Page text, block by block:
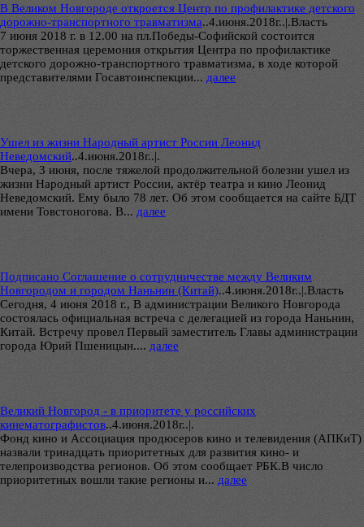
В Великом Новгороде откроется Центр по профилактике детского
дорожно-транспортного травматизма..4.июня.2018г..|.Власть
7 июня 2018 г. в 12.00 на пл.Победы-Софийской состоится
торжественная церемония открытия Центра по профилактике
детского дорожно-транспортного травматизма, в ходе которой
представителями Госавтоинспекции... далее
Ушел из жизни Народный артист России Леонид
Неведомский..4.июня.2018г..|.
Вчера, 3 июня, после тяжелой продолжительной болезни ушел из
жизни Народный артист России, актёр театра и кино Леонид
Неведомский. Ему было 78 лет. Об этом сообщается на сайте БДТ
имени Товстоногова. В... далее
Подписано Соглашение о сотрудничестве между Великим
Новгородом и городом Наньнин (Китай)..4.июня.2018г..|.Власть
Сегодня, 4 июня 2018 г., В администрации Великого Новгорода
состоялась официальная встреча с делегацией из города Наньнин,
Китай. Встречу провел Первый заместитель Главы администрации
города Юрий Пшеницын.... далее
Великий Новгород - в приоритете у российских
кинематографистов..4.июня.2018г..|.
Фонд кино и Ассоциация продюсеров кино и телевидения (АПКиТ)
назвали тринадцать приоритетных для развития кино- и
телепроизводства регионов. Об этом сообщает РБК.В число
приоритетных вошли такие регионы и... далее